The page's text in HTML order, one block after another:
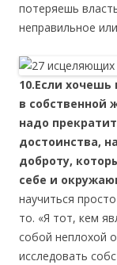
потеряешь
неправильное
10.Если
в собственной
надо
достоинства,
доброту,
себе и
научиться
то. «Я тот, кем
собой неплохой
исследовать